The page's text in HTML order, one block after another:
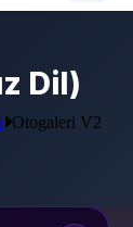
Dil)
Otogaleri V2